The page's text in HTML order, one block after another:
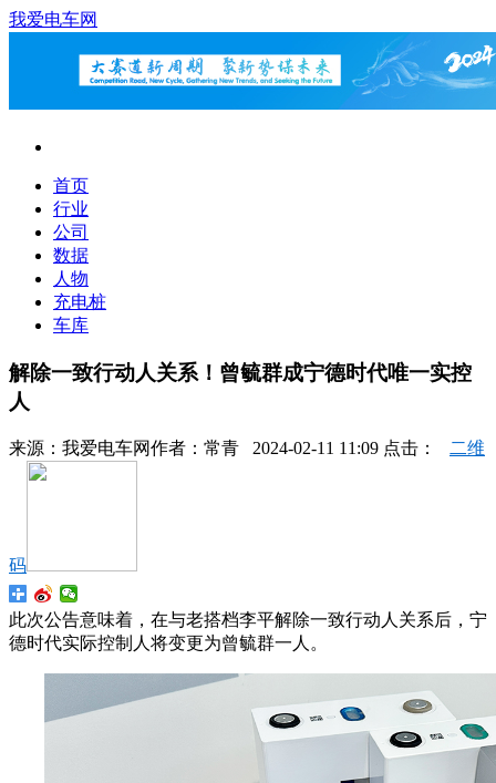
我爱电车网
首页
行业
公司
数据
人物
充电桩
车库
解除一致行动人关系！曾毓群成宁德时代唯一实控
人
来源： 我爱电车网作者： 常青 2024-02-11 11:09 点击： 二维
码
此次公告意味着，在与老搭档李平解除一致行动人关系后，宁
德时代实际控制人将变更为曾毓群一人。